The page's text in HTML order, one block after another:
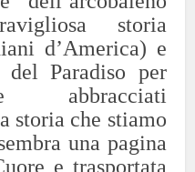
storia
d’America) e
Paradiso per
abbracciati
storia che stiamo
una pagina
e trasportata